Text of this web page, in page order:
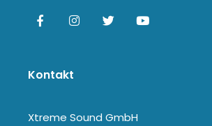
Kontakt
Xtreme Sound GmbH